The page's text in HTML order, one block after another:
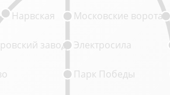
Московские ворота
завод
Нарвская
Парк Победы
Электросила